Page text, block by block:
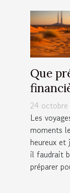
Que
pour
voyage
Dubaï ?
24
Les
moments
heureux et
il faudrait
préparer